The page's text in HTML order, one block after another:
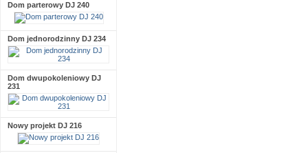
Dom parterowy DJ 240
Dom jednorodzinny DJ 234
Dom dwupokoleniowy DJ
231
Nowy projekt DJ 216